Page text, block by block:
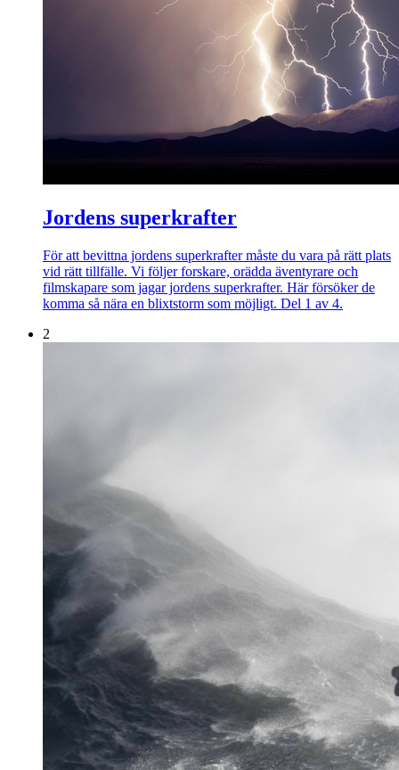
Jordens superkrafter
För att bevittna jordens superkrafter måste du vara på rätt plats
vid rätt tillfälle. Vi följer forskare, orädda äventyrare och
filmskapare som jagar jordens superkrafter. Här försöker de
komma så nära en blixtstorm som möjligt. Del 1 av 4.
2